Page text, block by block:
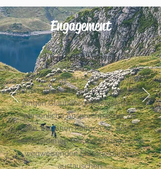
Engagement
Jugendseelsorge
Wie der Hirte zu seinen Schäflein,
stehen unsere Jugendseelsorger den
jungen Glaubensgeschwistern als
persönliche Ansprechpartner zur
Seite. Mit ihnen können sie sich bei
verschiedenen Glaubensfragen oder
wegweisenden Entscheidungen
austauschen.